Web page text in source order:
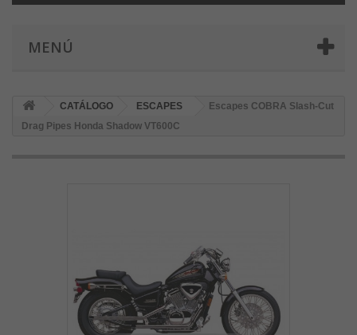
MENÚ
CATÁLOGO ESCAPES
Escapes COBRA Slash-Cut
Drag Pipes Honda Shadow VT600C